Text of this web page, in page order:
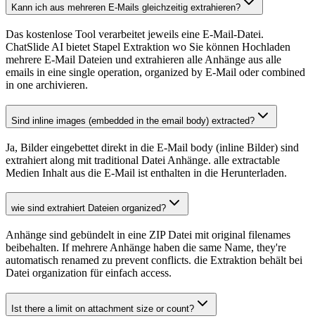
Kann ich aus mehreren E-Mails gleichzeitig extrahieren?
Das kostenlose Tool verarbeitet jeweils eine E-Mail-Datei.
ChatSlide AI bietet Stapel Extraktion wo Sie können Hochladen
mehrere E-Mail Dateien und extrahieren alle Anhänge aus alle
emails in eine single operation, organized by E-Mail oder combined
in one archivieren.
Sind inline images (embedded in the email body) extracted?
Ja, Bilder eingebettet direkt in die E-Mail body (inline Bilder) sind
extrahiert along mit traditional Datei Anhänge. alle extractable
Medien Inhalt aus die E-Mail ist enthalten in die Herunterladen.
wie sind extrahiert Dateien organized?
Anhänge sind gebündelt in eine ZIP Datei mit original filenames
beibehalten. If mehrere Anhänge haben die same Name, they're
automatisch renamed zu prevent conflicts. die Extraktion behält bei
Datei organization für einfach access.
Ist there a limit on attachment size or count?